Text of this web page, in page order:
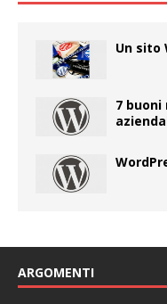
Un sito
7
ARGOMENTI